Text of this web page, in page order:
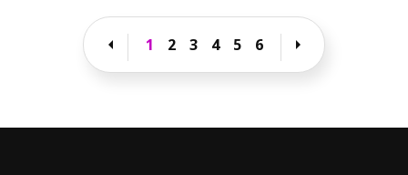
arrow_left 1 2 3 4 5 6 arrow_right